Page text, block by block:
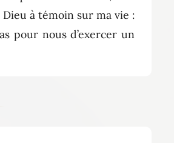
à témoin sur ma vie :
pour nous d’exercer un